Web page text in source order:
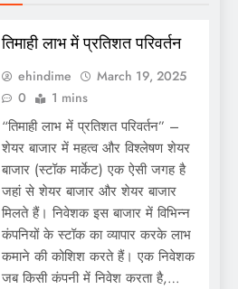
तिमाही लाभ में प्रतिशत परिवर्तन
ehindime
March 19, 2025
0
1 mins
“तिमाही लाभ में प्रतिशत परिवर्तन” –
शेयर बाजार में महत्व और विश्लेषण शेयर
बाजार (स्टॉक मार्केट) एक ऐसी जगह है
जहां से शेयर बाजार और शेयर बाजार
मिलते हैं। निवेशक इस बाजार में विभिन्न
कंपनियों के स्टॉक का व्यापार करके लाभ
कमाने की कोशिश करते हैं। एक निवेशक
जब किसी कंपनी में निवेश करता है,…